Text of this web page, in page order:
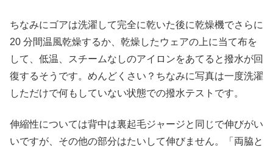
ちなみにゴアは洗濯して完全に乾いた後に乾燥機でさらに
20 分間温風乾燥するか、乾燥したウェアの上に当て布を
して、低温、スチームなしのアイロンをあてると撥水が回
復するそうです。めんどくさい？ちなみに写真は一度洗濯
しただけで何もしていない状態での撥水テストです。
伸縮性については背中は裏起毛ジャージと同じで伸びがい
いですが、その他の部分はたいして伸びません。「両脇と